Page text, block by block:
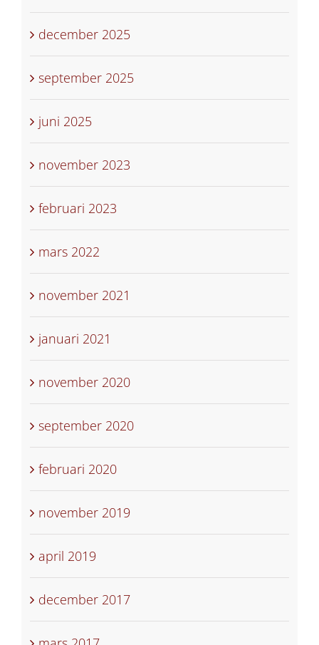
december 2025
september 2025
juni 2025
november 2023
februari 2023
mars 2022
november 2021
januari 2021
november 2020
september 2020
februari 2020
november 2019
april 2019
december 2017